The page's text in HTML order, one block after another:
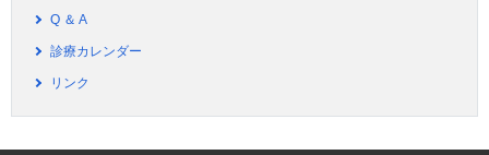
Q ＆ A
診療カレンダー
リンク